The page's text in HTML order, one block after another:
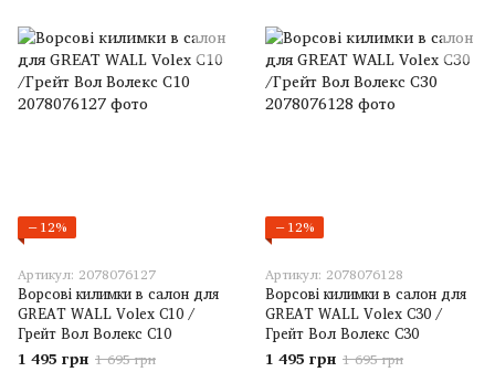
−12%
Артикул: 2078076127
Ворсові килимки в салон для
GREAT WALL Volex C10 /
Грейт Вол Волекс С10
1 495 грн 1 695 грн
−12%
Артикул: 2078076128
Ворсові килимки в салон для
GREAT WALL Volex C30 /
Грейт Вол Волекс С30
1 495 грн 1 695 грн